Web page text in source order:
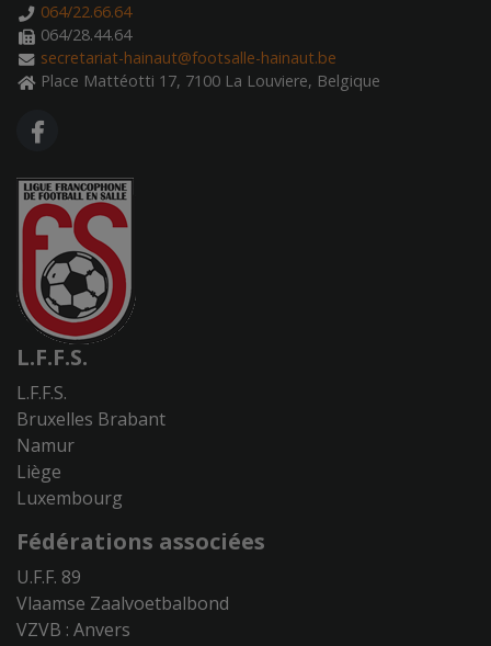
064/22.66.64
064/28.44.64
secretariat-hainaut@footsalle-hainaut.be
Place Mattéotti 17, 7100 La Louviere, Belgique
FA FACEBOOK F
L.F.F.S.
L.F.F.S.
Bruxelles Brabant
Namur
Liège
Luxembourg
Fédérations associées
U.F.F. 89
Vlaamse Zaalvoetbalbond
VZVB : Anvers